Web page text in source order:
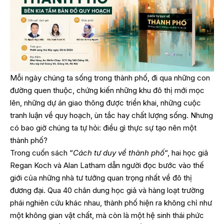
Mỗi ngày chúng ta sống trong thành phố, đi qua những con
đường quen thuộc, chứng kiến những khu đô thị mới mọc
lên, những dự án giao thông được triển khai, những cuộc
tranh luận về quy hoạch, ùn tắc hay chất lượng sống. Nhưng
có bao giờ chúng ta tự hỏi: điều gì thực sự tạo nên một
thành phố?
Trong cuốn sách “Cách tư duy về thành phố“, hai học giả
Regan Koch và Alan Latham dẫn người đọc bước vào thế
giới của những nhà tư tưởng quan trọng nhất về đô thị
đương đại. Qua 40 chân dung học giả và hàng loạt trường
phái nghiên cứu khác nhau, thành phố hiện ra không chỉ như
một không gian vật chất, mà còn là một hệ sinh thái phức